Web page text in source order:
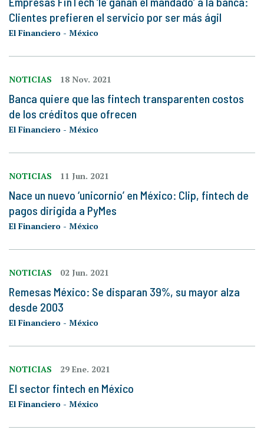
Clientes prefieren el servicio por ser más ágil
El Financiero - México
NOTICIAS 18 Nov. 2021
Banca quiere que las fintech transparenten costos
de los créditos que ofrecen
El Financiero - México
NOTICIAS 11 Jun. 2021
Nace un nuevo ‘unicornio’ en México: Clip, fintech de
pagos dirigida a PyMes
El Financiero - México
NOTICIAS 02 Jun. 2021
Remesas México: Se disparan 39%, su mayor alza
desde 2003
El Financiero - México
NOTICIAS 29 Ene. 2021
El sector fintech en México
El Financiero - México